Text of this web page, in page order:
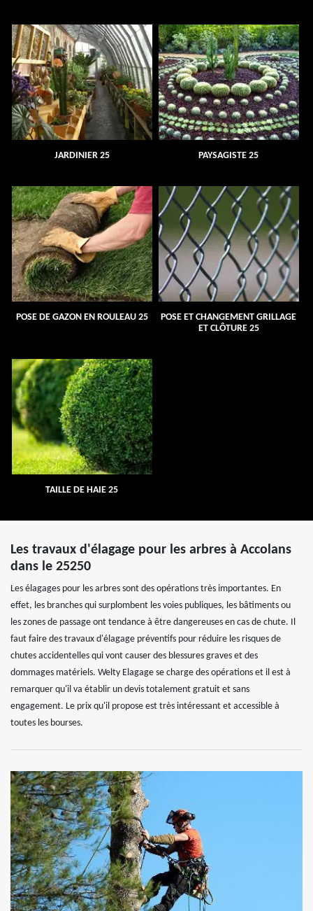
JARDINIER 25 PAYSAGISTE 25
POSE DE GAZON EN ROULEAU 25
POSE ET CHANGEMENT GRILLAGE
ET CLÔTURE 25
TAILLE DE HAIE 25
Les travaux d'élagage pour les arbres à Accolans
dans le 25250
Les élagages pour les arbres sont des opérations très importantes. En
effet, les branches qui surplombent les voies publiques, les bâtiments ou
les zones de passage ont tendance à être dangereuses en cas de chute. Il
faut faire des travaux d'élagage préventifs pour réduire les risques de
chutes accidentelles qui vont causer des blessures graves et des
dommages matériels. Welty Elagage se charge des opérations et il est à
remarquer qu'il va établir un devis totalement gratuit et sans
engagement. Le prix qu'il propose est très intéressant et accessible à
toutes les bourses.